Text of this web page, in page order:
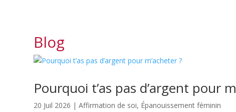
Blog
Pourquoi t’as pas d’argent pour
20 Juil 2026 |Affirmation de soi, Épanouissement féminin